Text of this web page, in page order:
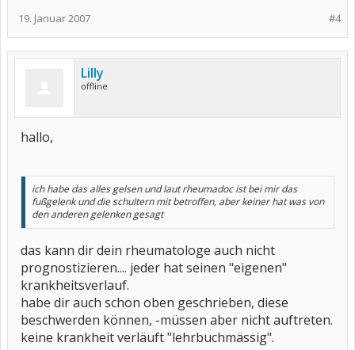
#4
19. Januar 2007
Lilly
offline
hallo,
ich habe das alles gelsen und laut rheumadoc ist bei mir das
fußgelenk und die schultern mit betroffen, aber keiner hat was von
den anderen gelenken gesagt
das kann dir dein rheumatologe auch nicht
prognostizieren.... jeder hat seinen "eigenen"
krankheitsverlauf.
habe dir auch schon oben geschrieben, diese
beschwerden können, -müssen aber nicht auftreten.
keine krankheit verläuft "lehrbuchmässig".